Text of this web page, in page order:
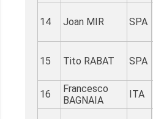
14 Joan MIR SPA
15 Tito RABAT SPA
16
Francesco
BAGNAIA
ITA